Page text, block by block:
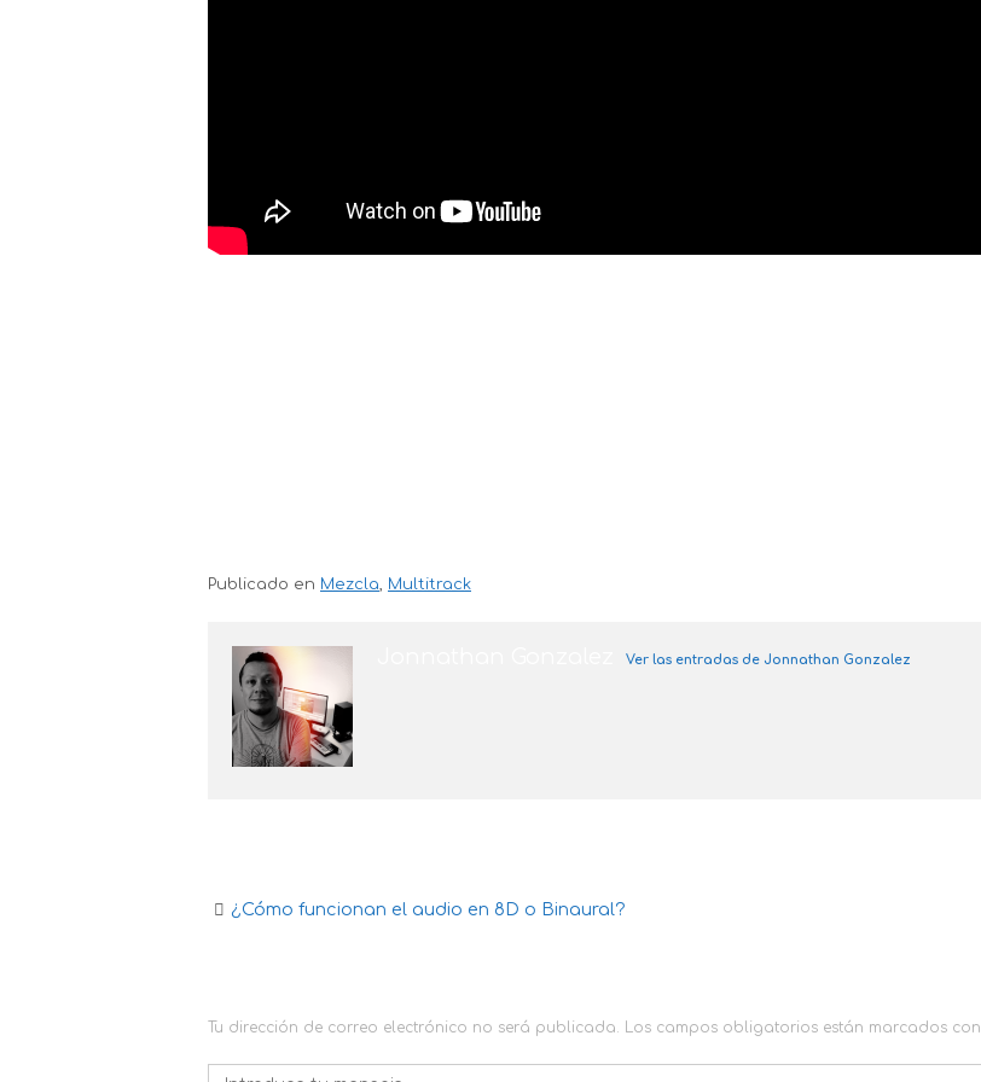
Publicado en Mezcla, Multitrack
Ver las entradas de Jonnathan Gonzalez
Navegación
la
entrada
¿Cómo funcionan el audio en 8D o Binaural?
Tu dirección de correo electrónico no será publicada. Los campos obligatorios están marcados con
Comentario